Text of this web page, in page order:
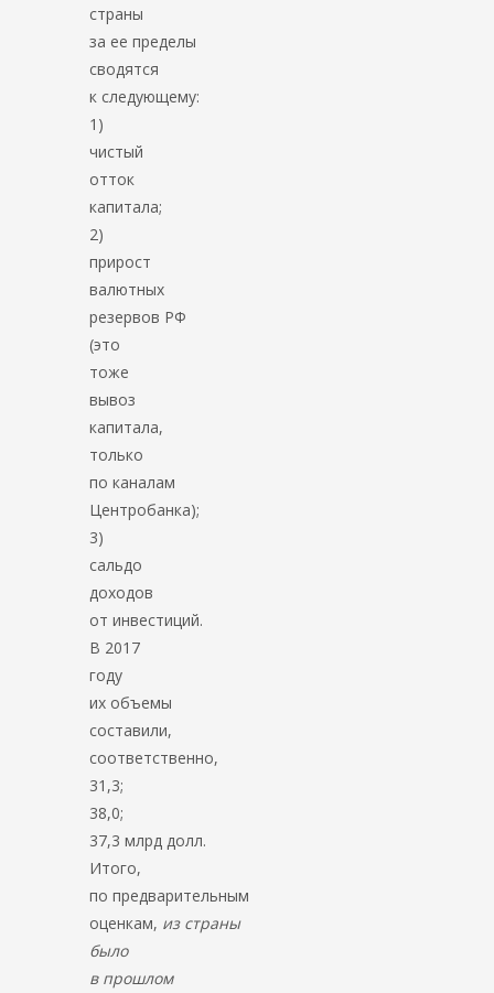
страны
за ее пределы
сводятся
к следующему:
1)
чистый
отток
капитала;
2)
прирост
валютных
резервов РФ
(это
тоже
вывоз
капитала,
только
по каналам
Центробанка);
3)
сальдо
доходов
от инвестиций.
В 2017
году
их объемы
составили,
соответственно,
31,3;
38,0;
37,3 млрд долл.
Итого,
по предварительным
оценкам, из страны
было
в прошлом